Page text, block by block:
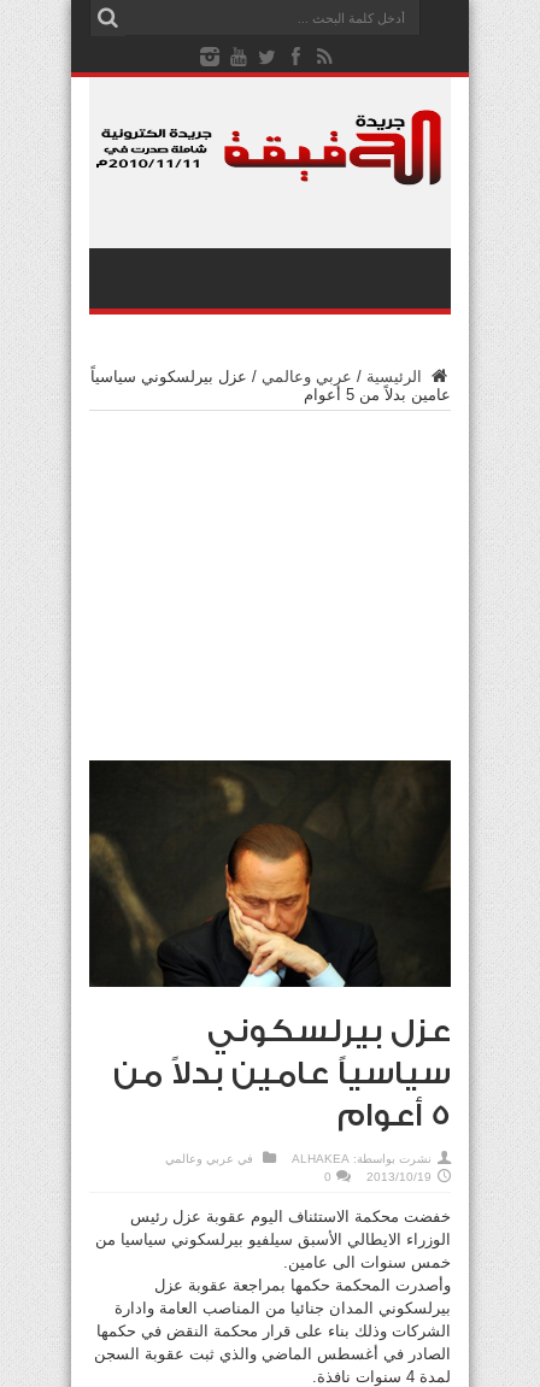
الرئيسية / عربي وعالمي / عزل بيرلسكوني سياسياً
عامين بدلاً من 5 أعوام
عزل بيرلسكوني
سياسياً عامين بدلاً من
5 أعوام
نشرت بواسطة: ALHAKEA في عربي وعالمي
2013/10/19
0
خفضت محكمة الاستئناف اليوم عقوبة عزل رئيس
الوزراء الايطالي الأسبق سيلفيو بيرلسكوني سياسيا من
خمس سنوات الى عامين.
وأصدرت المحكمة حكمها بمراجعة عقوبة عزل
بيرلسكوني المدان جنائيا من المناصب العامة وادارة
الشركات وذلك بناء على قرار محكمة النقض في حكمها
الصادر في أغسطس الماضي والذي ثبت عقوبة السجن
لمدة 4 سنوات نافذة.